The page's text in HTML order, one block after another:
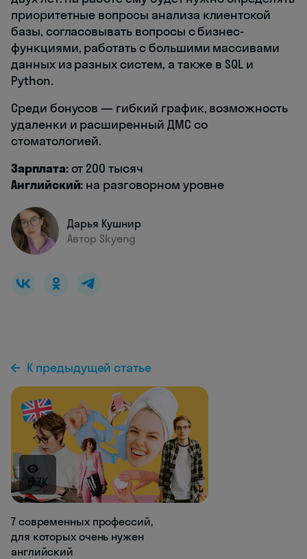
приоритетные вопросы анализа клиентской
базы, согласовывать вопросы с бизнес-
функциями, работать с большими массивами
данных из разных систем, а также в SQL и
Python.
Среди бонусов — гибкий график, возможность
удаленки и расширенный ДМС со
стоматологией.
Зарплата:от 200 тысяч
Английский: на разговорном уровне
Дарья Кушнир
Автор Skyeng
К предыдущей статье
6.7K
7 современных профессий,
для которых очень нужен
английский